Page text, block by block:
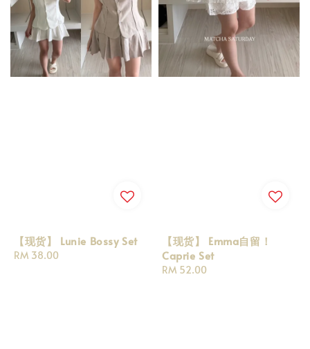
【现货】 Lunie Bossy Set
Regular
RM 38.00
【现货】 Emma自留！
Caprie Set
Regular
RM 52.00